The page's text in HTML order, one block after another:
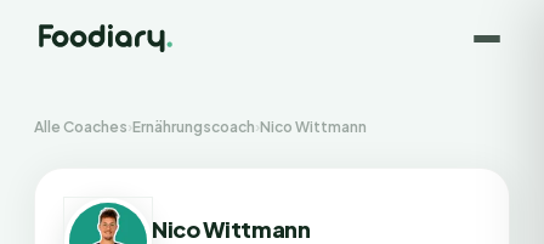
Alle Coaches›Ernährungscoach›Nico Wittmann
Nico Wittmann